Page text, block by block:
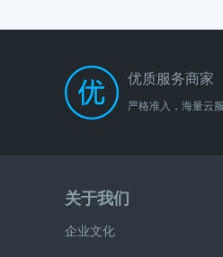
优质服务商家
严格准入，海量云
关于我们
企业文化